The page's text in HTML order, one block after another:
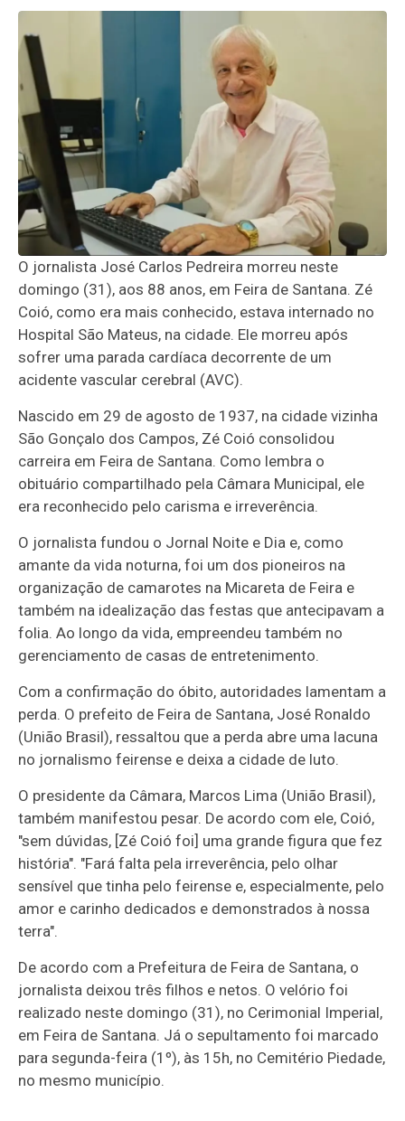
O jornalista José Carlos Pedreira morreu neste
domingo (31), aos 88 anos, em Feira de Santana. Zé
Coió, como era mais conhecido, estava internado no
Hospital São Mateus, na cidade. Ele morreu após
sofrer uma parada cardíaca decorrente de um
acidente vascular cerebral (AVC).
Nascido em 29 de agosto de 1937, na cidade vizinha
São Gonçalo dos Campos, Zé Coió consolidou
carreira em Feira de Santana. Como lembra o
obituário compartilhado pela Câmara Municipal, ele
era reconhecido pelo carisma e irreverência.
O jornalista fundou o Jornal Noite e Dia e, como
amante da vida noturna, foi um dos pioneiros na
organização de camarotes na Micareta de Feira e
também na idealização das festas que antecipavam a
folia. Ao longo da vida, empreendeu também no
gerenciamento de casas de entretenimento.
Com a confirmação do óbito, autoridades lamentam a
perda. O prefeito de Feira de Santana, José Ronaldo
(União Brasil), ressaltou que a perda abre uma lacuna
no jornalismo feirense e deixa a cidade de luto.
O presidente da Câmara, Marcos Lima (União Brasil),
também manifestou pesar. De acordo com ele, Coió,
"sem dúvidas, [Zé Coió foi] uma grande figura que fez
história". "Fará falta pela irreverência, pelo olhar
sensível que tinha pelo feirense e, especialmente, pelo
amor e carinho dedicados e demonstrados à nossa
terra".
De acordo com a Prefeitura de Feira de Santana, o
jornalista deixou três filhos e netos. O velório foi
realizado neste domingo (31), no Cerimonial Imperial,
em Feira de Santana. Já o sepultamento foi marcado
para segunda-feira (1º), às 15h, no Cemitério Piedade,
no mesmo município.